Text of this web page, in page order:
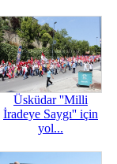
Üsküdar ''Milli
İradeye Saygı'' için
yol...